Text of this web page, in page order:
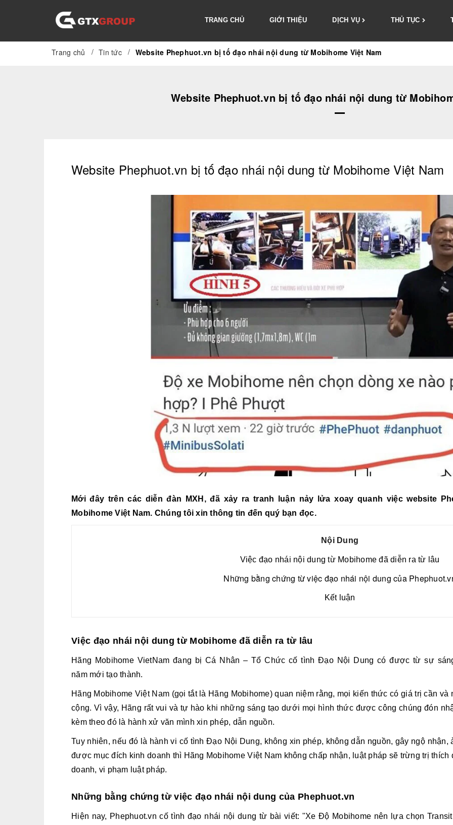
TRANG CHỦ GIỚI THIỆU DỊCH VỤ THỦ TỤC
Trang chủ / Tin tức / Website Phephuot.vn bị tố đạo nhái nội dung từ Mobihome Việt Nam
Website Phephuot.vn bị tố đạo nhái nội dung từ
Website Phephuot.vn bị tố đạo nhái nội dung từ Mobihome Việt Nam
Mới đây trên các diễn đàn MXH, đã xảy ra tranh luận nảy lửa xoay quanh việcwebsite
Mobihome Việt Nam. Chúng tôi xin thông tin đến quý bạn đọc.
Nội Dung
Việc đạo nhái nội dung từ Mobihome đã diễn ra từ lâu
Những bằng chứng từ việc đạo nhái nội dung của
Kết luận
Việc đạo nhái nội dung từ Mobihome đã diễn ra từ lâu
Hãng Mobihome VietNam đang bị Cá Nhân – Tổ Chức cố tình Đạo Nội Dung có được từ sự
năm mới tạo thành.
Hãng Mobihome Việt Nam (gọi tắt là Hãng Mobihome) quan niệm rằng, mọi kiến thức có giá trị cần
cộng. Vì vậy, Hãng rất vui và tự hào khi những sáng tạo dưới mọi hình thức được công chúng đón
kèm theo đó là hành xử văn mình xin phép, dẫn nguồn.
Tuy nhiên, nếu đó là hành vi cố tình Đạo Nội Dung, không xin phép, không dẫn nguồn, gây ngộ
được mục đích kinh doanh thì Hãng Mobihome Việt Nam không chấp nhận, luật pháp sẽ trừng trị
doanh, vi phạm luật pháp.
Những bằng chứng từ việc đạo nhái nội dung của Phephuot.vn
Hiện nay, Phephuot.vn cố tình đạo nhái nội dung từ bài viết: "Xe Độ Mobihome nên lựa chọn